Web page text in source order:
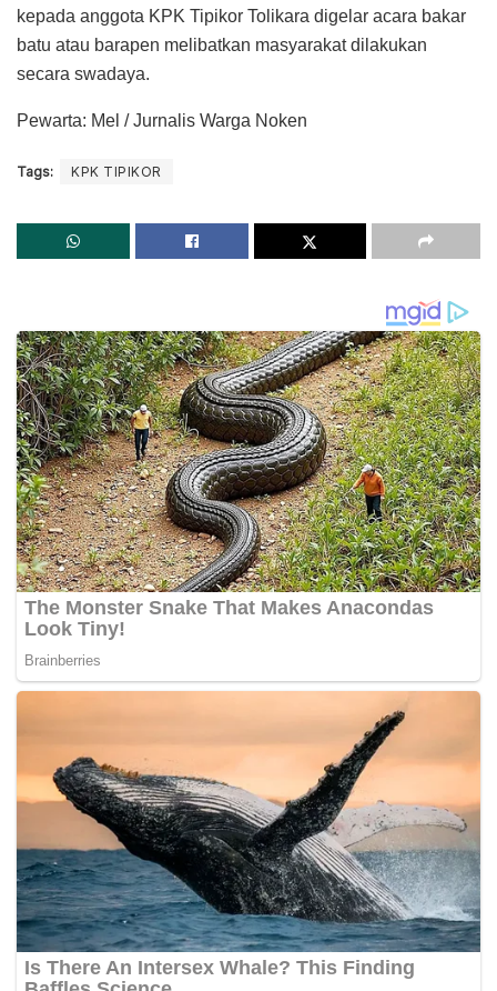
kepada anggota KPK Tipikor Tolikara digelar acara bakar
batu atau barapen melibatkan masyarakat dilakukan
secara swadaya.
Pewarta: Mel / Jurnalis Warga Noken
Tags: KPK TIPIKOR